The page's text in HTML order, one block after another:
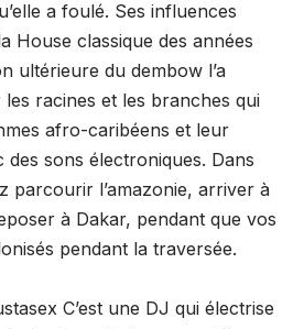
a foulé. Ses influences
House classique des années
ultérieure du dembow l’a
racines et les branches qui
afro-caribéens et leur
sons électroniques. Dans
parcourir l’amazonie, arriver à
à Dakar, pendant que vos
pendant la traversée.
C’est une DJ qui électrise